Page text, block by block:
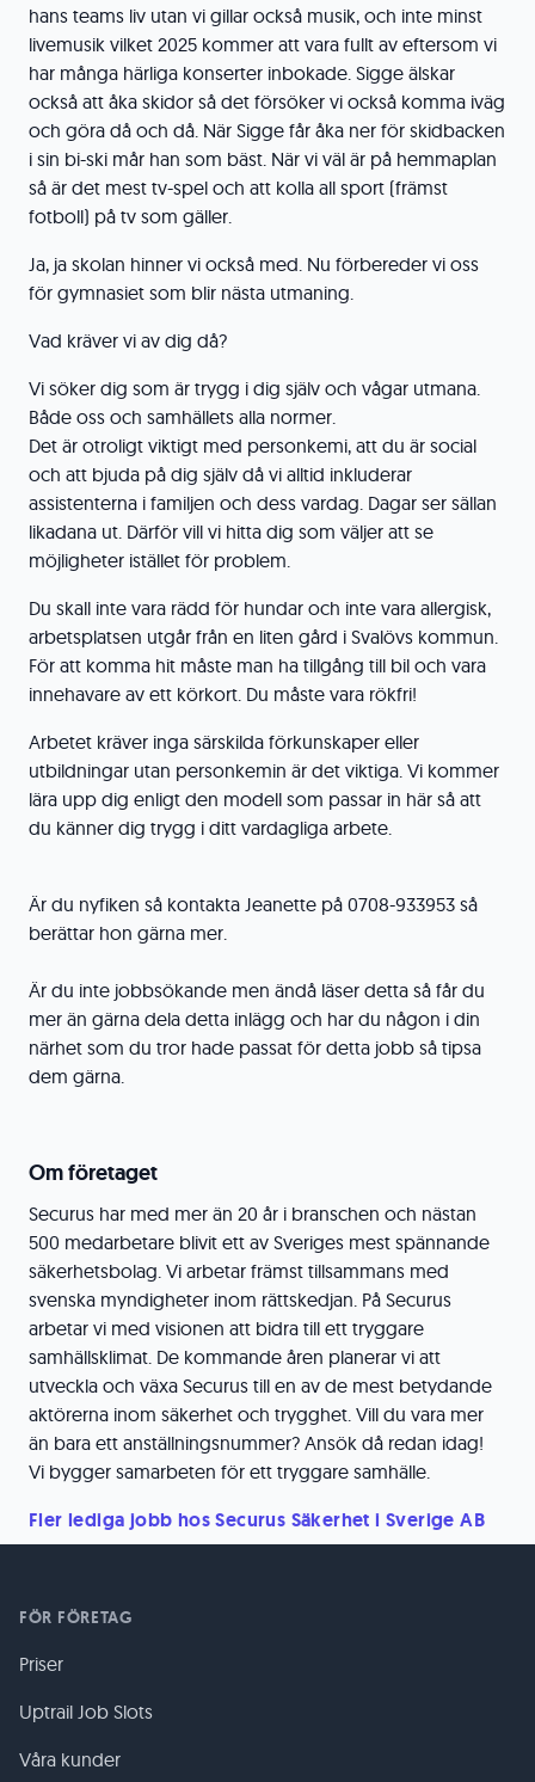
hans teams liv utan vi gillar också musik, och inte minst
livemusik vilket 2025 kommer att vara fullt av eftersom vi
har många härliga konserter inbokade. Sigge älskar
också att åka skidor så det försöker vi också komma iväg
och göra då och då. När Sigge får åka ner för skidbacken
i sin bi-ski mår han som bäst. När vi väl är på hemmaplan
så är det mest tv-spel och att kolla all sport (främst
fotboll) på tv som gäller.
Ja, ja skolan hinner vi också med. Nu förbereder vi oss
för gymnasiet som blir nästa utmaning.
Vad kräver vi av dig då?
Vi söker dig som är trygg i dig själv och vågar utmana.
Både oss och samhällets alla normer.
Det är otroligt viktigt med personkemi, att du är social
och att bjuda på dig själv då vi alltid inkluderar
assistenterna i familjen och dess vardag. Dagar ser sällan
likadana ut. Därför vill vi hitta dig som väljer att se
möjligheter istället för problem.
Du skall inte vara rädd för hundar och inte vara allergisk,
arbetsplatsen utgår från en liten gård i Svalövs kommun.
För att komma hit måste man ha tillgång till bil och vara
innehavare av ett körkort. Du måste vara rökfri!
Arbetet kräver inga särskilda förkunskaper eller
utbildningar utan personkemin är det viktiga. Vi kommer
lära upp dig enligt den modell som passar in här så att
du känner dig trygg i ditt vardagliga arbete.
Är du nyfiken så kontakta Jeanette på 0708-933953 så
berättar hon gärna mer.
Är du inte jobbsökande men ändå läser detta så får du
mer än gärna dela detta inlägg och har du någon i din
närhet som du tror hade passat för detta jobb så tipsa
dem gärna.
Om företaget
Securus har med mer än 20 år i branschen och nästan
500 medarbetare blivit ett av Sveriges mest spännande
säkerhetsbolag. Vi arbetar främst tillsammans med
svenska myndigheter inom rättskedjan. På Securus
arbetar vi med visionen att bidra till ett tryggare
samhällsklimat. De kommande åren planerar vi att
utveckla och växa Securus till en av de mest betydande
aktörerna inom säkerhet och trygghet. Vill du vara mer
än bara ett anställningsnummer? Ansök då redan idag!
Vi bygger samarbeten för ett tryggare samhälle.
Fler lediga jobb hos Securus Säkerhet i Sverige AB
FÖR FÖRETAG
Priser
Uptrail Job Slots
Våra kunder